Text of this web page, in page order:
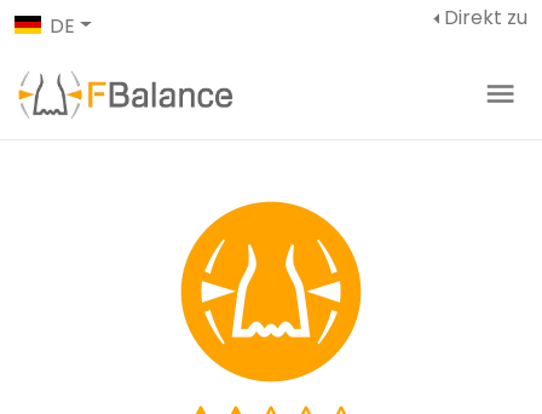
DE Direkt zu